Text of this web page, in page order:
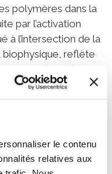
le contenu
relatives aux
polymères dans la
par l’activation
à l’intersection de la
reflète
en dynamique
biophysique
la recherche,
mon approche